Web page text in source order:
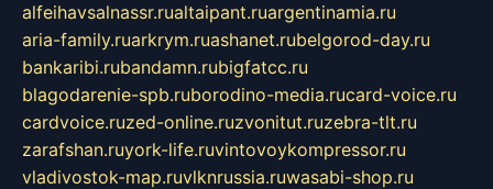
alfeihavsalnassr.rualtaipant.ruargentinamia.ru
aria-family.ruarkrym.ruashanet.rubelgorod-day.ru
bankaribi.rubandamn.rubigfatcc.ru
blagodarenie-spb.ruborodino-media.rucard-voice.ru
cardvoice.ruzed-online.ruzvonitut.ruzebra-tlt.ru
zarafshan.ruyork-life.ruvintovoykompressor.ru
vladivostok-map.ruvlknrussia.ruwasabi-shop.ru